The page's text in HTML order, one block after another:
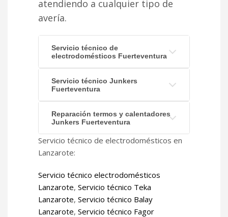
atendiendo a cualquier tipo de
avería.
Servicio técnico de
electrodomésticos Fuerteventura
Servicio técnico Junkers
Fuerteventura
Reparación termos y calentadores
Junkers Fuerteventura
Servicio técnico de electrodomésticos en
Lanzarote:
Servicio técnico electrodomésticos
Lanzarote, Servicio técnico Teka
Lanzarote, Servicio técnico Balay
Lanzarote, Servicio técnico Fagor